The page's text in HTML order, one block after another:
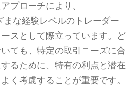
プローチにより、
まな経験レベルのトレーダー
スとして際立っています。ど
ても、特定の取引ニーズに合
るために、特有の利点と潜在
く考慮することが重要です。